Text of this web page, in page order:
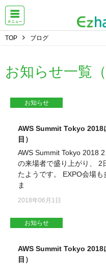
TOP ブログ
お知らせ一覧（
お知らせ
AWS Summit Tokyo 2018
目）
AWS Summit Tokyo 2018
の来場者で盛り上がり、 2
たようです。 EXPO会場
ま
2018年06月1日
お知らせ
AWS Summit Tokyo 2018
目）